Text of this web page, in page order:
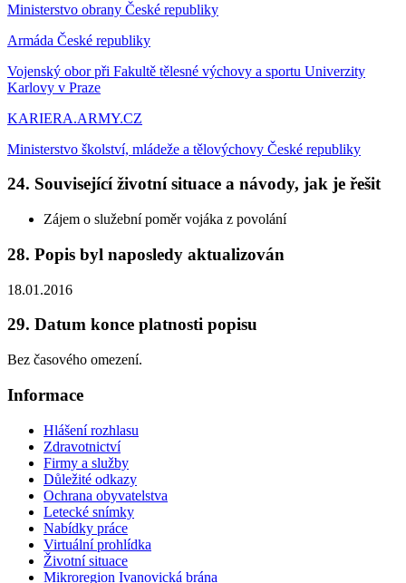
Ministerstvo obrany České republiky
Armáda České republiky
Vojenský obor při Fakultě tělesné výchovy a sportu Univerzity
Karlovy v Praze
KARIERA.ARMY.CZ
Ministerstvo školství, mládeže a tělovýchovy České republiky
24. Související životní situace a návody, jak je řešit
Zájem o služební poměr vojáka z povolání
28. Popis byl naposledy aktualizován
18.01.2016
29. Datum konce platnosti popisu
Bez časového omezení.
Informace
Hlášení rozhlasu
Zdravotnictví
Firmy a služby
Důležité odkazy
Ochrana obyvatelstva
Letecké snímky
Nabídky práce
Virtuální prohlídka
Životní situace
Mikroregion Ivanovická brána